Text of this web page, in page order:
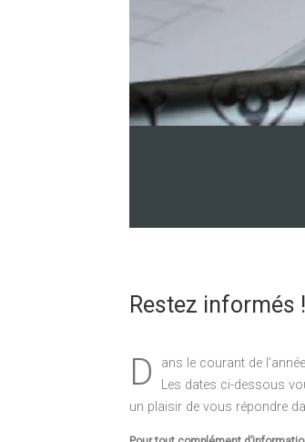
Restez informés !
D
ans le courant de
Les dates ci-dessous
un plaisir de vous répondre